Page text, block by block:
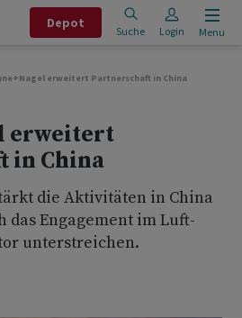
Depot
Suche Login Menu
erweitert Partnerschaft in China
erweitert
in China
die Aktivitäten in China
das Engagement im Luft-
unterstreichen.